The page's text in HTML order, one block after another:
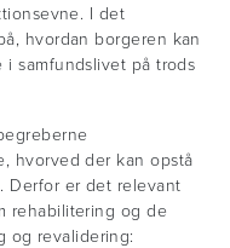
I det
hvordan borgeren kan
samfundslivet på trods
hvorved der kan opstå
Derfor er det relevant
rehabilitering og de
revalidering: